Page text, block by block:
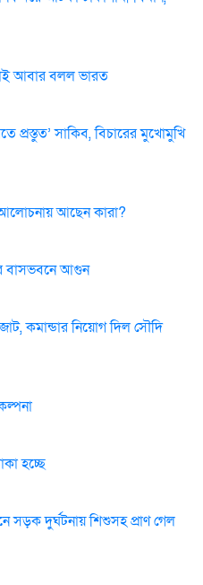
আবার বলল ভারত
প্রস্তুত’ সাকিব, বিচারের মুখোমুখি
আলোচনায় আছেন কারা?
বাসভবনে আগুন
কমান্ডার নিয়োগ দিল সৌদি
হচ্ছে
সড়ক দুর্ঘটনায় শিশুসহ প্রাণ গেল